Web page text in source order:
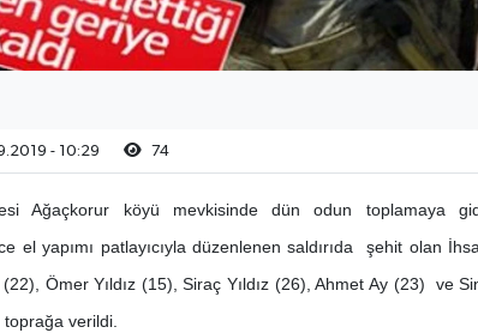
- 10:29 74
Ağaçkorur köyü mevkisinde dün odun toplamaya
el yapımı patlayıcıyla düzenlenen saldırıda şehit olan
(22), Ömer Yıldız (15), Siraç Yıldız (26), Ahmet Ay (23) ve
verildi.